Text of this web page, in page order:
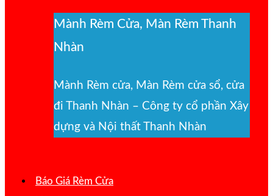
Mành Rèm Cửa, Màn Rèm Thanh
Nhàn
Mành Rèm cửa, Màn Rèm cửa sổ, cửa
đi Thanh Nhàn – Công ty cổ phần Xây
dựng và Nội thất Thanh Nhàn
Báo Giá Rèm Cửa